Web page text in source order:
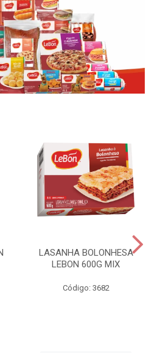
LASANHA BOLONHESA
LEBON 600G MIX
Código: 3682